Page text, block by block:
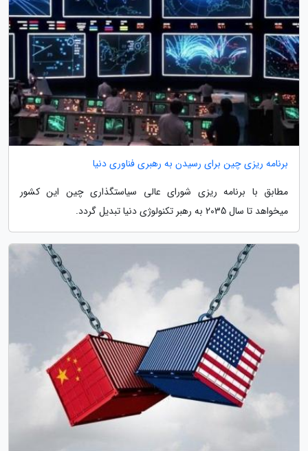
برنامه ریزی چین برای رسیدن به رهبری فناوری دنیا
مطابق با برنامه ریزی شورای عالی سیاستگذاری چین این کشور
میخواهد تا سال 2035 به رهبر تکنولوژی دنیا تبدیل گردد.